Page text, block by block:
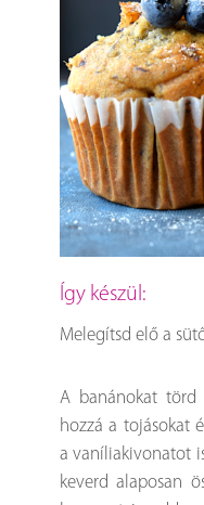
Így készül:
Melegítsd elő a
A banánokat törd
hozzá a tojásokat
a vaníliakivonatot
keverd alaposan